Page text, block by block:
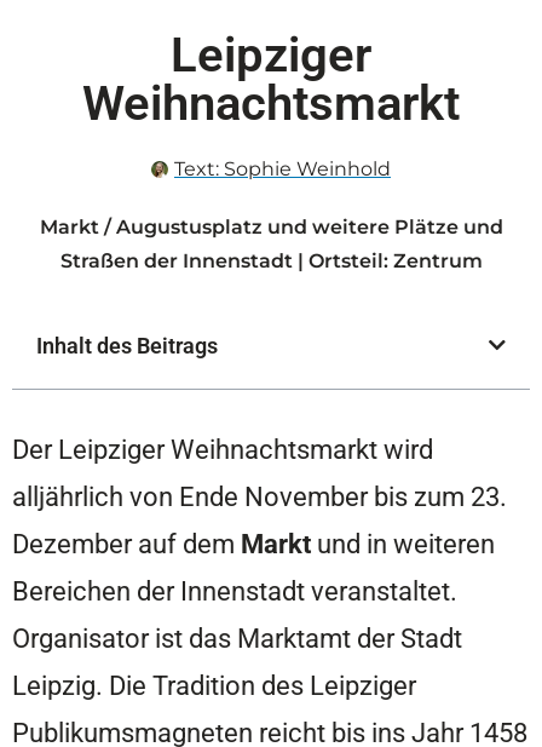
Leipziger
Weihnachtsmarkt
Text: Sophie Weinhold
Markt / Augustusplatz und weitere Plätze und
Straßen der Innenstadt | Ortsteil: Zentrum
Inhalt des Beitrags
Der Leipziger Weihnachtsmarkt wird
alljährlich von Ende November bis zum 23.
Dezember auf dem Markt und in weiteren
Bereichen der Innenstadt veranstaltet.
Organisator ist das Marktamt der Stadt
Leipzig. Die Tradition des Leipziger
Publikumsmagneten reicht bis ins Jahr 1458